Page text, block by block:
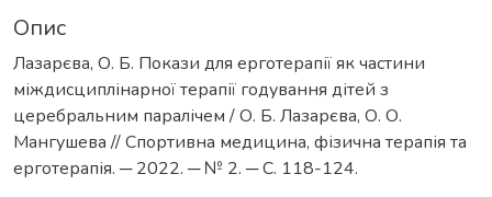
Опис
Лазарєва, О. Б. Покази для ерготерапії як частини
міждисциплінарної терапії годування дітей з
церебральним паралічем / О. Б. Лазарєва, О. О.
Мангушева // Спортивна медицина, фізична терапія та
ерготерапія. ─ 2022. ─ № 2. ─ С. 118-124.